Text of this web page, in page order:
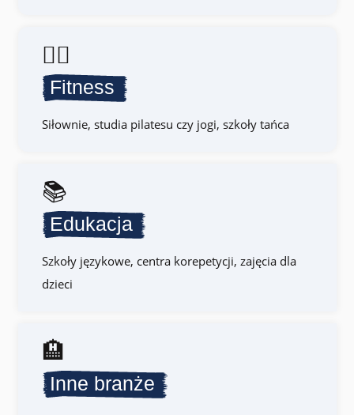
🏋🏻
Fitness
Siłownie, studia pilatesu czy jogi, szkoły tańca
📚
Edukacja
Szkoły językowe, centra korepetycji, zajęcia dla
dzieci
🏨
Inne branże